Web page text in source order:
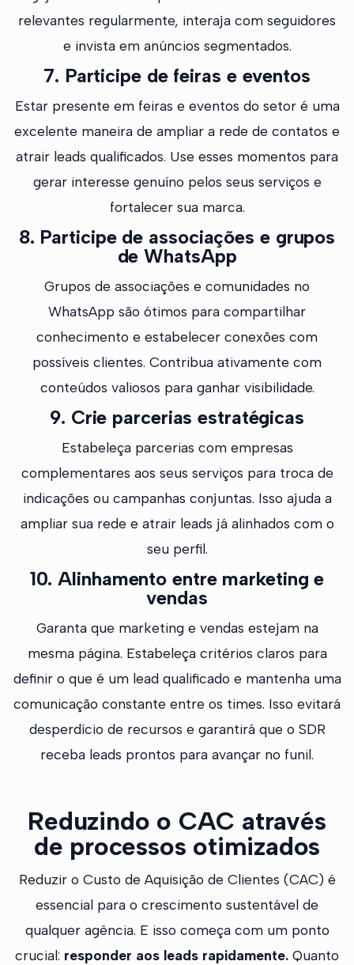
relevantes regularmente, interaja com seguidores
e invista em anúncios segmentados.
7. Participe de feiras e eventos
Estar presente em feiras e eventos do setor é uma
excelente maneira de ampliar a rede de contatos e
atrair leads qualificados. Use esses momentos para
gerar interesse genuíno pelos seus serviços e
fortalecer sua marca.
8. Participe de associações e grupos
de WhatsApp
Grupos de associações e comunidades no
WhatsApp são ótimos para compartilhar
conhecimento e estabelecer conexões com
possíveis clientes. Contribua ativamente com
conteúdos valiosos para ganhar visibilidade.
9. Crie parcerias estratégicas
Estabeleça parcerias com empresas
complementares aos seus serviços para troca de
indicações ou campanhas conjuntas. Isso ajuda a
ampliar sua rede e atrair leads já alinhados com o
seu perfil.
10. Alinhamento entre marketing e
vendas
Garanta que marketing e vendas estejam na
mesma página. Estabeleça critérios claros para
definir o que é um lead qualificado e mantenha uma
comunicação constante entre os times. Isso evitará
desperdício de recursos e garantirá que o SDR
receba leads prontos para avançar no funil.
Reduzindo o CAC através
de processos otimizados
Reduzir o Custo de Aquisição de Clientes (CAC) é
essencial para o crescimento sustentável de
qualquer agência. E isso começa com um ponto
crucial: responder aos leads rapidamente. Quanto